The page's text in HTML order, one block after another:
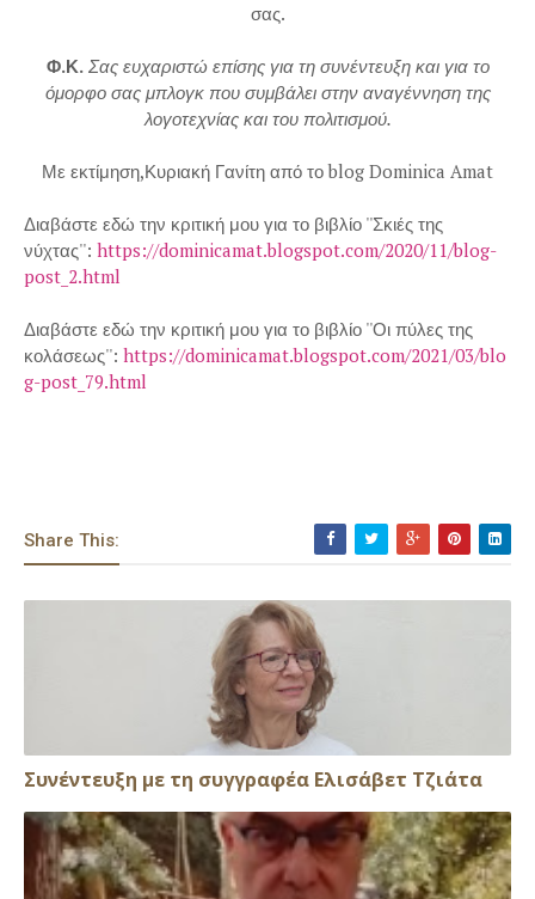
σας.
Φ.Κ.Σας ευχαριστώ επίσης για τη συνέντευξη και για το
όμορφο σας μπλογκ που συμβάλει στην αναγέννηση της
λογοτεχνίας και του πολιτισμού.
Με εκτίμηση,Κυριακή Γανίτη από το blog Dominica Amat
Διαβάστε εδώ την κριτική μου για το βιβλίο ''Σκιές της
νύχτας'': https://dominicamat.blogspot.com/2020/11/blog-
post_2.html
Διαβάστε εδώ την κριτική μου για το βιβλίο ''Οι πύλες της
κολάσεως'': https://dominicamat.blogspot.com/2021/03/blo
g-post_79.html
Share This:
Συνέντευξη με τη συγγραφέα Ελισάβετ Τζιάτα